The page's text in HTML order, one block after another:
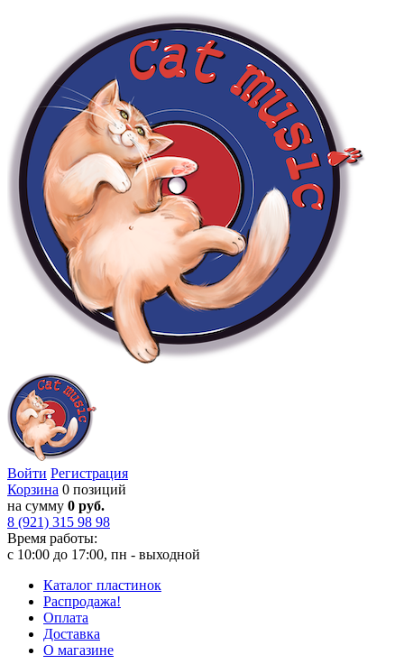
Войти Регистрация
Корзина 0 позиций
на сумму 0 руб.
8 (921) 315 98 98
Время работы:
с 10:00 до 17:00, пн - выходной
Каталог пластинок
Распродажа!
Оплата
Доставка
О магазине